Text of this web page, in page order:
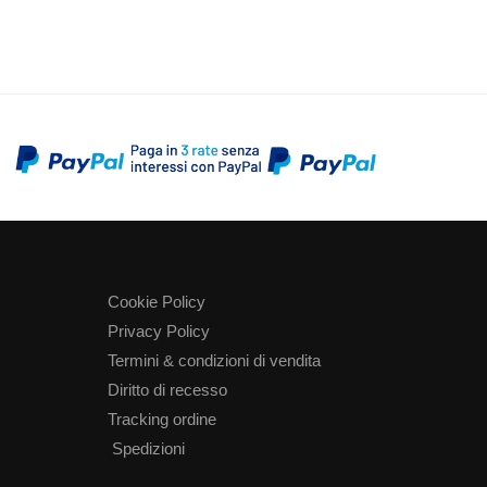
Cookie Policy
Privacy Policy
Termini & condizioni di vendita
Diritto di recesso
Tracking ordine
Spedizioni